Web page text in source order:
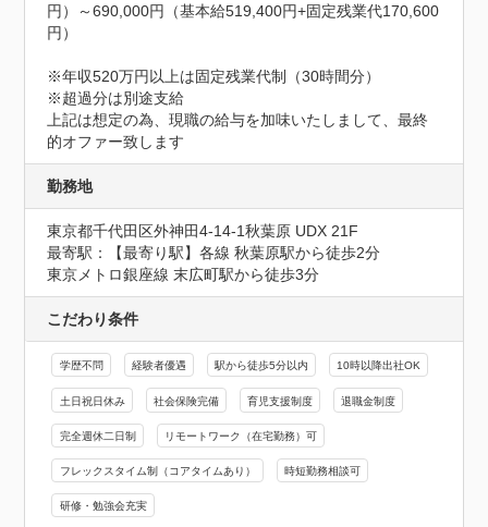
円）～690,000円（基本給519,400円+固定残業代170,600
円）
※年収520万円以上は固定残業代制（30時間分）
※超過分は別途支給
上記は想定の為、現職の給与を加味いたしまして、最終
的オファー致します
勤務地
東京都千代田区外神田4-14-1秋葉原 UDX 21F
最寄駅：【最寄り駅】各線 秋葉原駅から徒歩2分
東京メトロ銀座線 末広町駅から徒歩3分
こだわり条件
学歴不問 経験者優遇 駅から徒歩5分以内 10時以降出社OK
土日祝日休み 社会保険完備 育児支援制度 退職金制度
完全週休二日制 リモートワーク（在宅勤務）可
フレックスタイム制（コアタイムあり） 時短勤務相談可
研修・勉強会充実